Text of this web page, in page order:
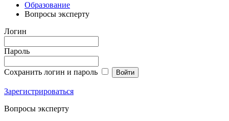
Образование
Вопросы эксперту
Логин
Пароль
Сохранить логин и пароль Войти
Зарегистрироваться
Вопросы эксперту